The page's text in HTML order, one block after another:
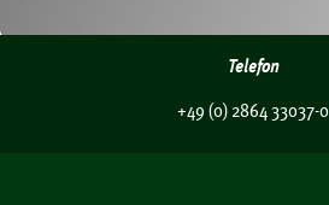
Telefon
+49 (0) 2864 33037-0